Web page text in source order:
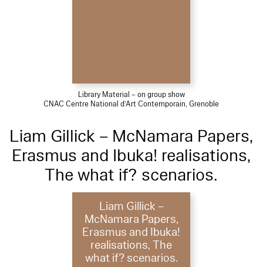
Library Material – on group show
CNAC Centre National d’Art Contemporain, Grenoble
Liam Gillick – McNamara Papers,
Erasmus and Ibuka! realisations,
The what if? scenarios.
Liam Gillick –
McNamara Papers,
Erasmus and Ibuka!
realisations, The
what if? scenarios.